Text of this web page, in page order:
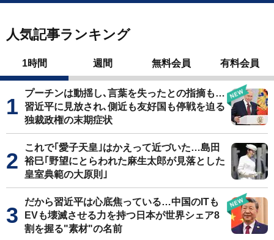
人気記事ランキング
1時間 週間 無料会員 有料会員
プーチンは動揺し､言葉を失ったとの指摘も…
習近平に見放され､側近も友好国も停戦を迫る
独裁政権の末期症状
これで｢愛子天皇｣はかえって近づいた…島田
裕巳｢野望にとらわれた麻生太郎が見落とした
皇室典範の大原則｣
だから習近平は心底焦っている…中国のITも
EVも壊滅させる力を持つ日本が世界シェア8
割を握る"素材"の名前